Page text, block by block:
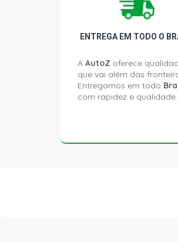
ENTREGA EM TODO O
A AutoZ oferece
que vai além das
Entregamos em todo
com rapidez e qualidade.